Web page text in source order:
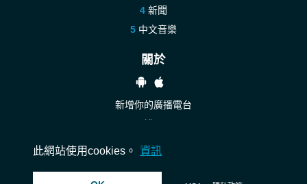
新聞
中文音樂
關於
新增你的廣播電台
聯絡我們
此網站使用cookies。 資訊